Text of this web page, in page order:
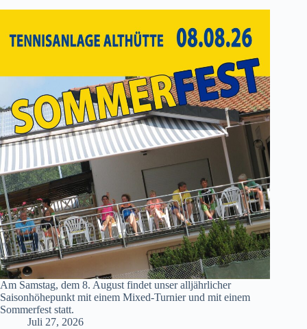
Am Samstag, dem 8. August findet unser alljährlicher
Saisonhöhepunkt mit einem Mixed-Turnier und mit einem
Sommerfest statt.
Juli 27, 2026